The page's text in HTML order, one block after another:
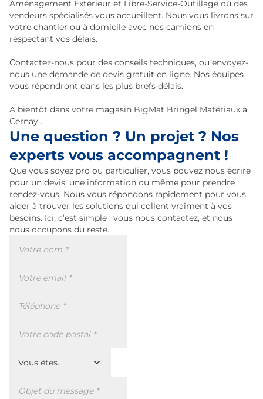
Aménagement Extérieur et Libre-Service-Outillage où des
vendeurs spécialisés vous accueillent. Nous vous livrons sur
votre chantier ou à domicile avec nos camions en
respectant vos délais.
Contactez-nous pour des conseils techniques, ou envoyez-
nous une demande de devis gratuit en ligne. Nos équipes
vous répondront dans les plus brefs délais.
A bientôt dans votre magasin BigMat Bringel Matériaux à
Cernay .
Une question ? Un projet ? Nos
experts vous accompagnent !
Que vous soyez pro ou particulier, vous pouvez nous écrire
pour un devis, une information ou même pour prendre
rendez-vous. Nous vous répondons rapidement pour vous
aider à trouver les solutions qui collent vraiment à vos
besoins. Ici, c’est simple : vous nous contactez, et nous
nous occupons du reste.